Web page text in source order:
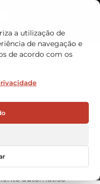
a utilização de
de navegação e
de acordo com os
armazém
Tedisa
de um armazém
TECHNOLOGIES,
em Bizkaia, Espanha.
de stock da serie
Tedisa apostou
automático